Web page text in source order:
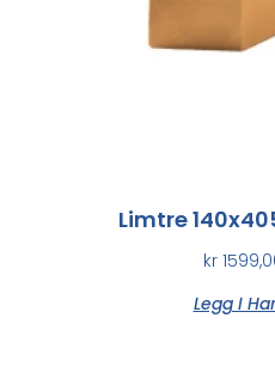
Limtre
kr
Legg I